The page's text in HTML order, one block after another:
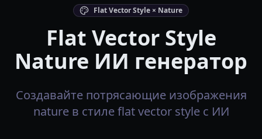
Flat Vector Style × Nature
Flat Vector Style
Nature ИИ генератор
Создавайте потрясающие изображения
nature в стиле flat vector style с ИИ